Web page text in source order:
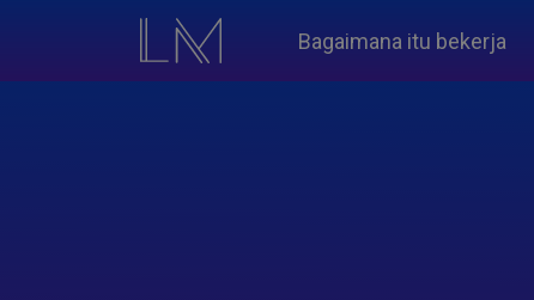
Bagaimana itu bekerja